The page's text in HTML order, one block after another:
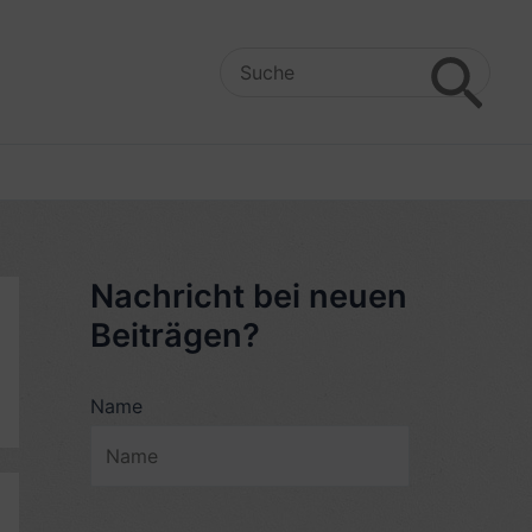
Search
Nachricht bei neuen
Beiträgen?
Name